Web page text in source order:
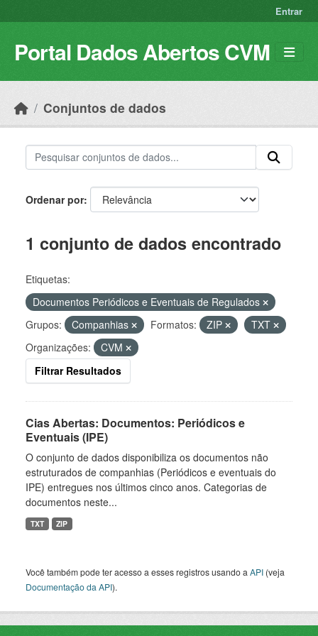
Entrar
Portal Dados Abertos CVM
Conjuntos de dados
Ordenar por
1 conjunto de dados encontrado
Etiquetas:
Documentos Periódicos e Eventuais de Regulados
Grupos:
Companhias Formatos: ZIP
TXT
Organizações:
CVM
Filtrar Resultados
Cias Abertas: Documentos: Periódicos e
Eventuais (IPE)
O conjunto de dados disponibiliza os documentos não
estruturados de companhias (Periódicos e eventuais do
IPE) entregues nos últimos cinco anos. Categorias de
documentos neste...
TXT ZIP
Você também pode ter acesso a esses registros usando a API (veja
Documentação da API).